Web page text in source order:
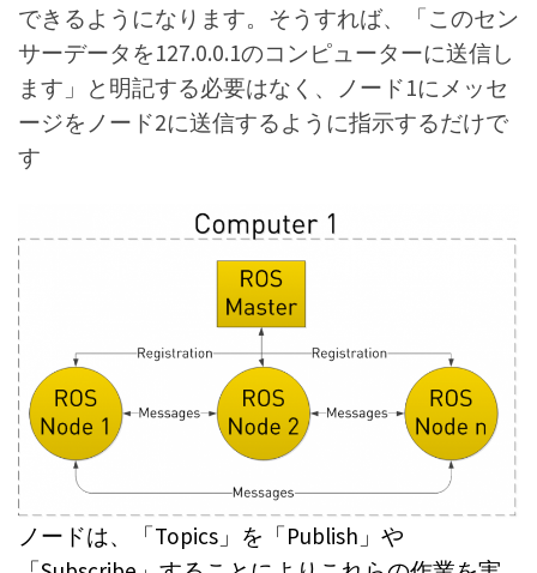
できるようになります。そうすれば、「このセン
サーデータを127.0.0.1のコンピューターに送信し
ます」と明記する必要はなく、ノード1にメッセ
ージをノード2に送信するように指示するだけで
す
ノードは、「Topics」を「Publish」や